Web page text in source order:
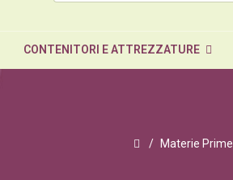
CONTENITORI E ATTREZZATURE
Materie Prime